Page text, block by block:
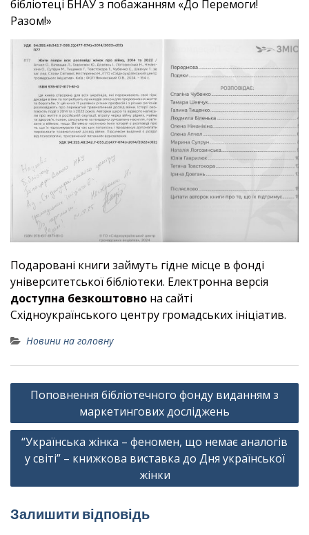
бібліотеці БНАУ з побажанням «До Перемоги!
Разом!»
Подаровані книги займуть гідне місце в фонді
університетської бібліотеки. Електронна версія
доступна безкоштовно на сайті
Східноукраїнського центру громадських ініціатив.
Новини на головну
Навігація
Поповнення бібліотечного фонду виданням з
маркетингових досліджень
“Українська жінка – феномен, що немає аналогів
у світі” – книжкова виставка до Дня української
жінки
Залишити відповідь